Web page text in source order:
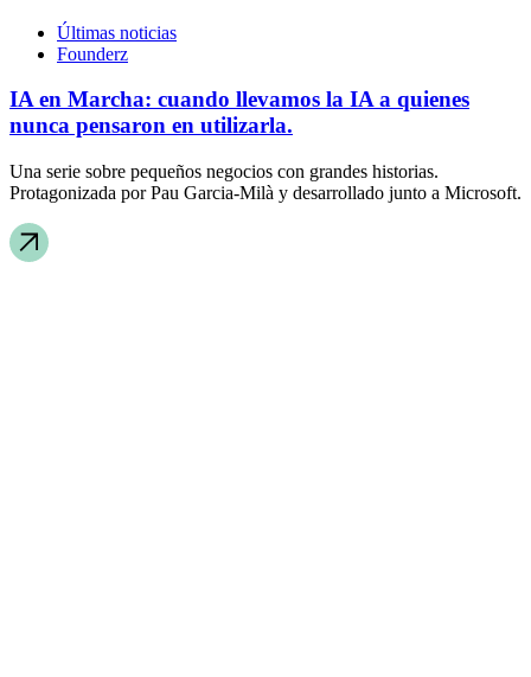
Últimas noticias
Founderz
IA en Marcha: cuando llevamos la IA a quienes
nunca pensaron en utilizarla.
Una serie sobre pequeños negocios con grandes historias.
Protagonizada por Pau Garcia-Milà y desarrollado junto a Microsoft.